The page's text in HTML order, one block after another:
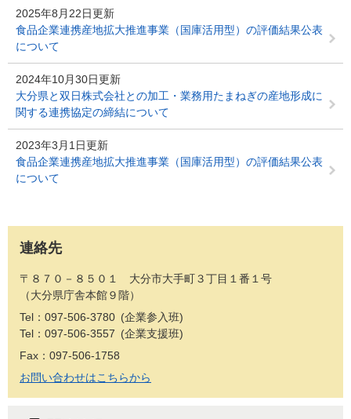
2025年8月22日更新
食品企業連携産地拡大推進事業（国庫活用型）の評価結果公表
について
2024年10月30日更新
大分県と双日株式会社との加工・業務用たまねぎの産地形成に
関する連携協定の締結について
2023年3月1日更新
食品企業連携産地拡大推進事業（国庫活用型）の評価結果公表
について
連絡先
〒８７０－８５０１ 大分市大手町３丁目１番１号
（大分県庁舎本館９階）
Tel：097-506-3780
企業参入班
Tel：097-506-3557
企業支援班
Fax：097-506-1758
お問い合わせはこちらから